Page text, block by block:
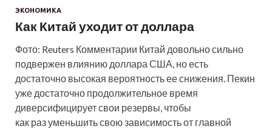
ЭКОНОМИКА
Как Китай уходит от доллара
Фото: Reuters Комментарии Китай довольно сильно
подвержен влиянию доллара США, но есть
достаточно высокая вероятность ее снижения. Пекин
уже достаточно продолжительное время
диверсифицирует свои резервы, чтобы
как раз уменьшить свою зависимость от главной